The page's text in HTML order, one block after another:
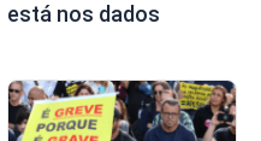
está nos dados